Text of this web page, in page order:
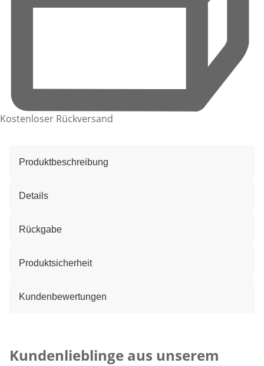
Kostenloser Rückversand
Produktbeschreibung
Details
Rückgabe
Produktsicherheit
Kundenbewertungen
Kundenlieblinge aus unserem